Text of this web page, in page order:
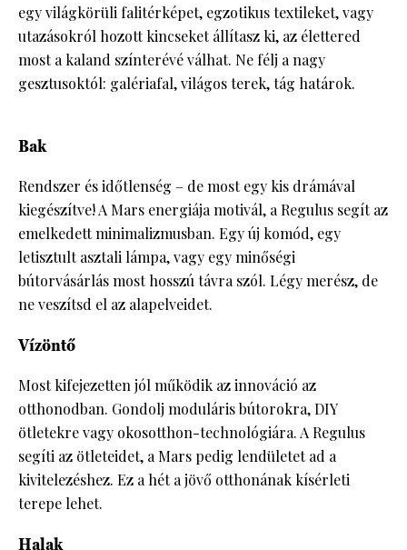
egy világkörüli falitérképet, egzotikus textileket, vagy
utazásokról hozott kincseket állítasz ki, az élettered
most a kaland színterévé válhat. Ne félj a nagy
gesztusoktól: galériafal, világos terek, tág határok.
Bak
Rendszer és időtlenség – de most egy kis drámával
kiegészítve! A Mars energiája motivál, a Regulus segít az
emelkedett minimalizmusban. Egy új komód, egy
letisztult asztali lámpa, vagy egy minőségi
bútorvásárlás most hosszú távra szól. Légy merész, de
ne veszítsd el az alapelveidet.
Vízöntő
Most kifejezetten jól működik az innováció az
otthonodban. Gondolj moduláris bútorokra, DIY
ötletekre vagy okosotthon-technológiára. A Regulus
segíti az ötleteidet, a Mars pedig lendületet ad a
kivitelezéshez. Ez a hét a jövő otthonának kísérleti
terepe lehet.
Halak